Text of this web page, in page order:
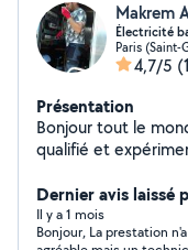
Makrem
Électricité
Paris (Saint-
4,7/5
Présentation
Bonjour tout le
qualifié et
éclairages, VMC. -poser
Dépannage tous
des luminaires, des
Dernier avis laissé
Il y a 1 mois
Bonjour, La prestation n'a pas eu lieu avec Makrem Échange